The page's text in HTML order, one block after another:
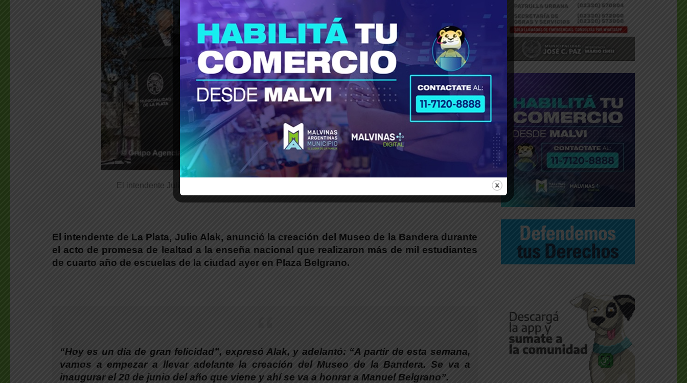
El intendente Julio Alak anunció la creación del Museo de la Bandera en La Plata.
El intendente de La Plata, Julio Alak, anunció la creación del Museo de la Bandera durante
el acto de promesa de lealtad a la enseña nacional que realizaron más de mil estudiantes
de cuarto año de escuelas de la ciudad ayer en Plaza Belgrano.
“Hoy es un día de gran felicidad”, expresó Alak, y adelantó: “A partir de esta semana,
vamos a empezar a llevar adelante la creación del Museo de la Bandera. Se va a
inaugurar el 20 de junio del año que viene y ahí se va a honrar a Manuel Belgrano”.